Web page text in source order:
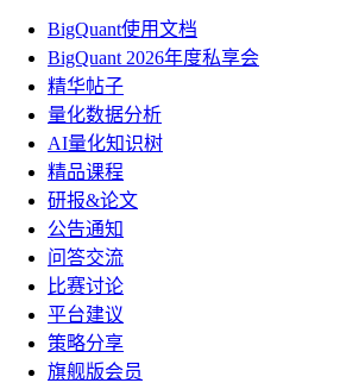
BigQuant使用文档
BigQuant 2026年度私享会
精华帖子
量化数据分析
AI量化知识树
精品课程
研报&论文
公告通知
问答交流
比赛讨论
平台建议
策略分享
旗舰版会员